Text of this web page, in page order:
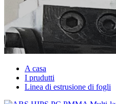
A casa
I prudutti
Linea di estrusione di fogli